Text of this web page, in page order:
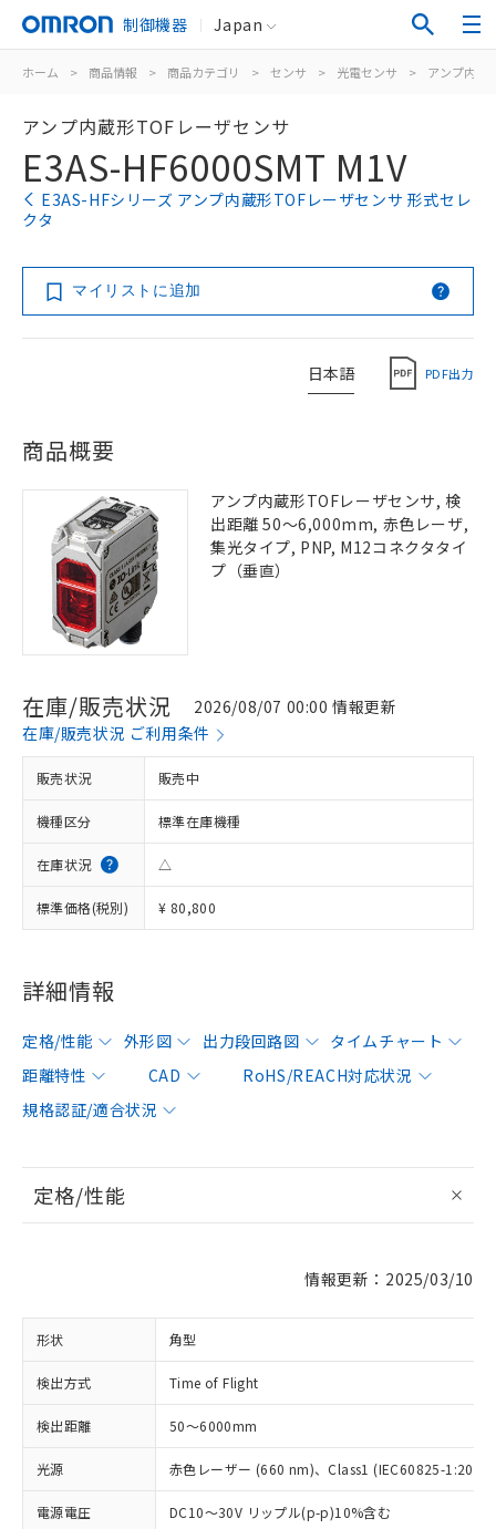
制御機器 Japan
ホーム > 商品情報 > 商品カテゴリ > センサ > 光電センサ > アンプ内蔵
アンプ内蔵形TOFレーザセンサ
E3AS-HF6000SMT M1V
E3AS-HFシリーズ アンプ内蔵形TOFレーザセンサ 形式セレ
クタ
マイリストに追加
日本語 PDF出力
商品概要
アンプ内蔵形TOFレーザセンサ, 検
出距離 50～6,000mm, 赤色レーザ,
集光タイプ, PNP, M12コネクタタイ
プ（垂直）
在庫/販売状況
2026/08/07 00:00 情報更新
在庫/販売状況 ご利用条件
販売状況 販売中
機種区分 標準在庫機種
在庫状況 △
標準価格(税別) ¥ 80,800
詳細情報
定格/性能 外形図 出力段回路図
タイムチャート
距離特性
CAD
RoHS/REACH対応状況
規格認証/適合状況
定格/性能
情報更新：2025/03/10
形状 角型
検出方式 Time of Flight
検出距離 50～6000mm
光源 赤色レーザー (660 nm)、Class1 (IEC60825-
電源電圧 DC10～30V リップル(p-p)10%含む